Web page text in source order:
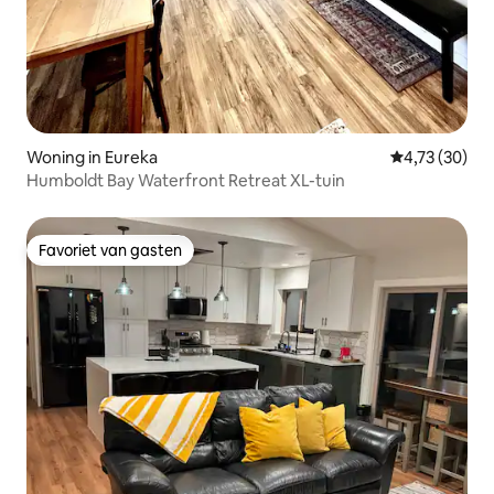
Woning in Eureka Gemiddelde
4,73 (30)
Humboldt Bay Waterfront Retreat XL-tuin
Favoriet van gasten
Favoriet van gasten